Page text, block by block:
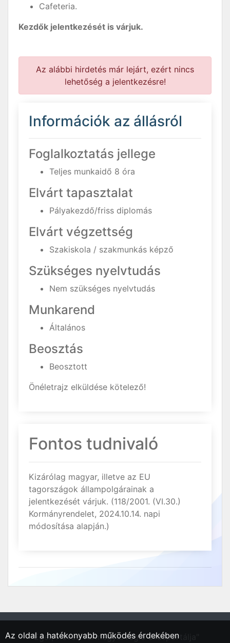
Cafeteria.
Kezdők jelentkezését is várjuk.
Az alábbi hirdetés már lejárt, ezért nincs
lehetőség a jelentkezésre!
Információk az állásról
Foglalkoztatás jellege
Teljes munkaidő 8 óra
Elvárt tapasztalat
Pályakezdő/friss diplomás
Elvárt végzettség
Szakiskola / szakmunkás képző
Szükséges nyelvtudás
Nem szükséges nyelvtudás
Munkarend
Általános
Beosztás
Beosztott
Önéletrajz elküldése kötelező!
Fontos tudnivaló
Kizárólag magyar, illetve az EU
tagországok állampolgárainak a
jelentkezését várjuk. (118/2001. (VI.30.)
Kormányrendelet, 2024.10.14. napi
módosítása alapján.)
"Eger, Heves vármegyei régió állásportálja"
Az oldal a hatékonyabb működés érdekében